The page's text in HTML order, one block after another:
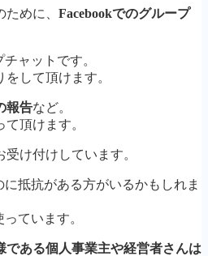
めに、 Facebookでのグループ
ャットです。
して頂けます。
報告など。
頂けます。
け付けしています。
に抵抗がある方がいるかもしれま
ています。
である個人事業主や経営者さんは